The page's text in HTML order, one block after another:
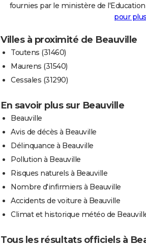
fournies par le ministère de
pour
Villes à proximité de Beauville
Toutens (31460)
Maurens (31540)
Cessales (31290)
En savoir plus sur Beauville
Beauville
Avis de décès à Beauville
Délinquance à Beauville
Pollution à Beauville
Risques naturels à Beauville
Nombre d'infirmiers à Beauville
Accidents de voiture à Beauville
Climat et historique météo de
Tous les résultats officiels à